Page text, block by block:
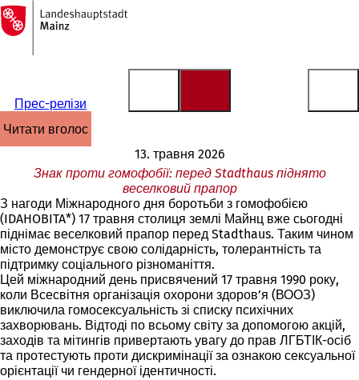
Перейти до змісту
На
головну
сторінку
Прес-релізи
читати вголос
13. травня 2026
Знак проти гомофобії: перед Stadthaus піднято
веселковий прапор
З нагоди Міжнародного дня боротьби з гомофобією
(IDAHOBITA*) 17 травня столиця землі Майнц вже сьогодні
піднімає веселковий прапор перед Stadthaus. Таким чином
місто демонструє свою солідарність, толерантність та
підтримку соціального різноманіття.
Цей міжнародний день присвячений 17 травня 1990 року,
коли Всесвітня організація охорони здоров’я (ВООЗ)
виключила гомосексуальність зі списку психічних
захворювань. Відтоді по всьому світу за допомогою акцій,
заходів та мітингів привертають увагу до прав ЛГБТІК-осіб
та протестують проти дискримінації за ознакою сексуальної
орієнтації чи гендерної ідентичності.